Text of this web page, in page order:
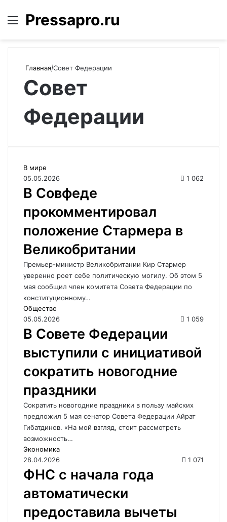
Меню
Pressapro.ru
Главная|Совет Федерации
Совет
Федерации
В мире
05.05.2026
1 062
В Совфеде
прокомментировал
положение Стармера в
Великобритании
Премьер-министр Великобритании Кир Стармер
уверенно роет себе политическую могилу. Об этом 5
мая сообщил член комитета Совета Федерации по
конституционному…
Общество
05.05.2026
1 059
В Совете Федерации
выступили с инициативой
сократить новогодние
праздники
Сократить новогодние праздники в пользу майских
предложил 5 мая сенатор Совета Федерации Айрат
Гибатдинов. «На мой взгляд, стоит рассмотреть
возможность…
Экономика
28.04.2026
1 071
ФНС с начала года
автоматически
предоставила вычеты